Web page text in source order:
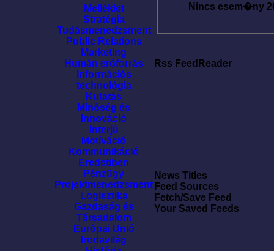
Melléklet
Stratégia
Tudásmenedzsment
Public Relations
Marketing
Humán erõforrás
Információs
technológia
Kutatás
Minõség és
Innováció
Interjú
Motíváció
Kommunikáció
Eredetiben
Pénzügy
Projektmenedzsment
Logisztika
Gazdaság és
Társadalom
Európai Unió
Irodavilág
Nincs esem�ny
Rss FeedReader
News Titles
Feed Sources
Fetch/Save Feed
Your Saved Feeds